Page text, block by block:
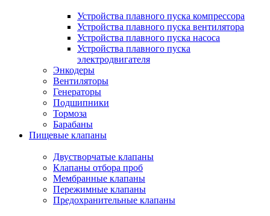
Устройства плавного пуска компрессора
Устройства плавного пуска вентилятора
Устройства плавного пуска насоса
Устройства плавного пуска
электродвигателя
Энкодеры
Вентиляторы
Генераторы
Подшипники
Тормоза
Барабаны
Пищевые клапаны
Двустворчатые клапаны
Клапаны отбора проб
Мембранные клапаны
Пережимные клапаны
Предохранительные клапаны